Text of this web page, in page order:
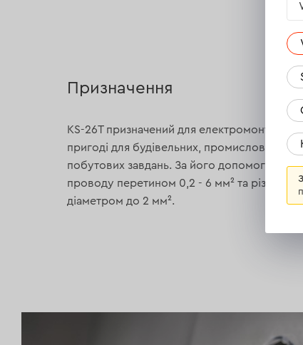
Призначення
KS-26T призначений для електромонтажних
пригоді для будівельних, промислових,
побутових завдань. За його допомоги
проводу перетином 0,2 - 6 мм² та різати
діаметром до 2 мм².